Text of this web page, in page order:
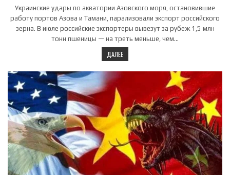
Украинские удары по акватории Азовского моря, остановившие
работу портов Азова и Тамани, парализовали экспорт российского
зерна. В июле российские экспортеры вывезут за рубеж 1,5 млн
тонн пшеницы — на треть меньше, чем…
ДАЛЕЕ